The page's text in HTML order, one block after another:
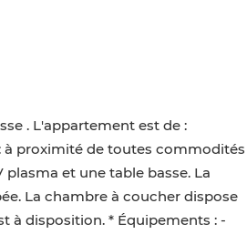
. L'appartement est de :
à proximité de toutes commodités
plasma et une table basse. La
La chambre à coucher dispose
à disposition. * Équipements : -